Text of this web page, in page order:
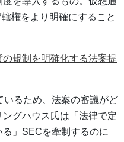
権をより明確にすること
規制を明確化する法案提
るため、法案の審議がど
グハウス氏は「法律で定
」SECを牽制するのに